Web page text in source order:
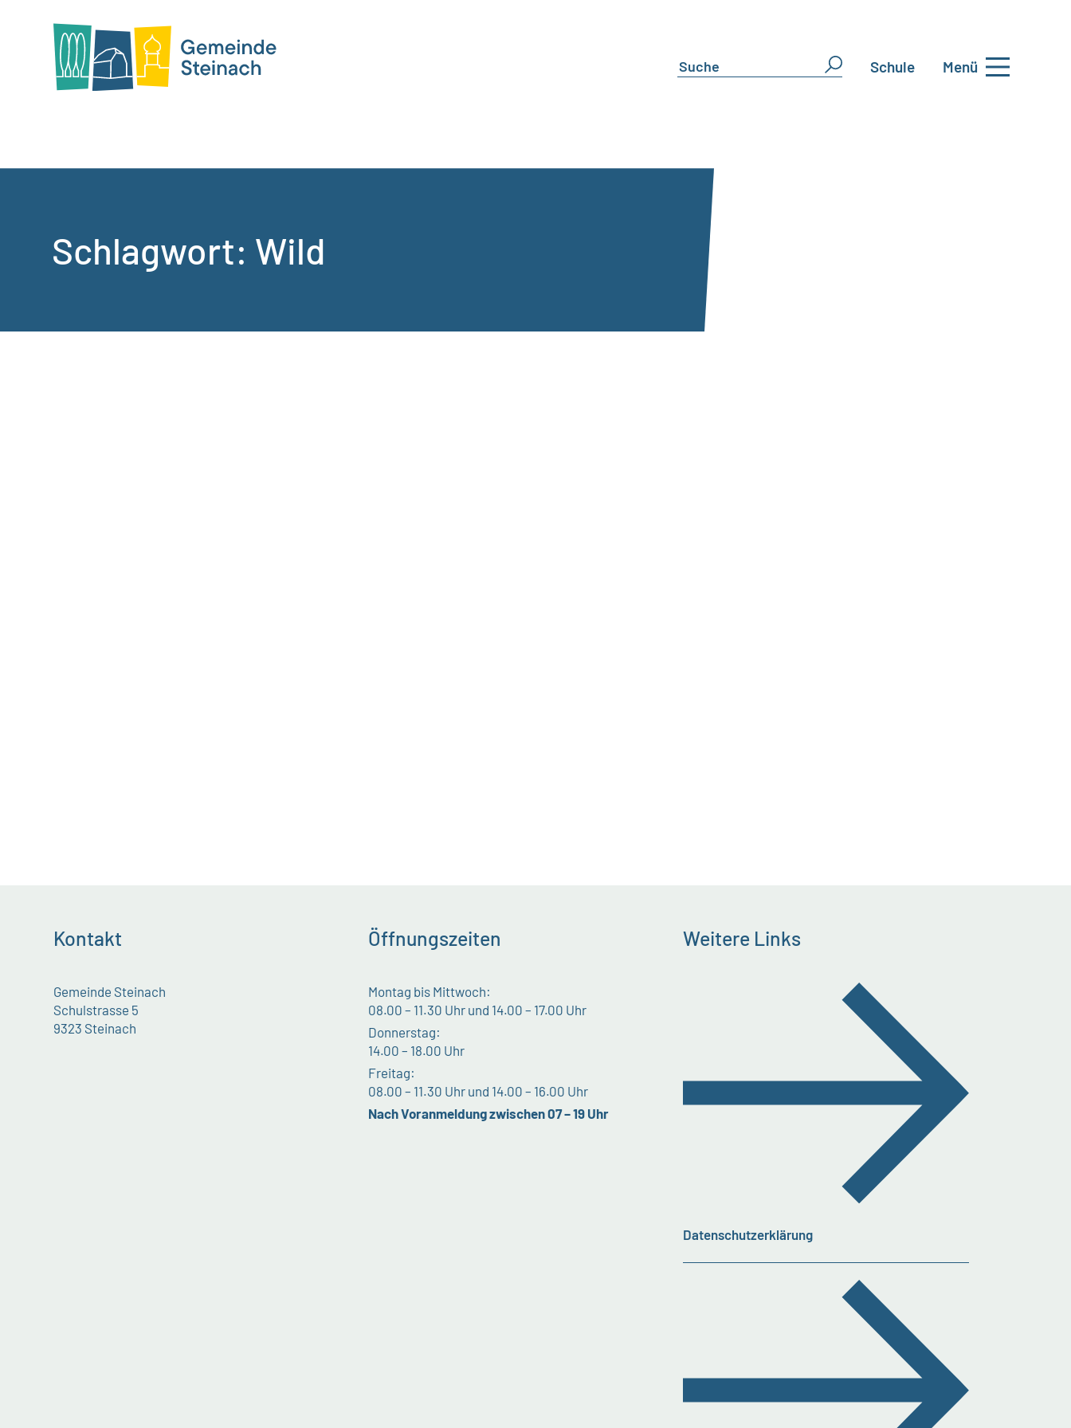
Schule Menü
Schlagwort: Wild
Kontakt
Gemeinde Steinach
Schulstrasse 5
9323 Steinach
Öffnungszeiten
Montag bis Mittwoch:
08.00 – 11.30 Uhr und 14.00 – 17.00 Uhr
Donnerstag:
14.00 – 18.00 Uhr
Freitag:
08.00 – 11.30 Uhr und 14.00 – 16.00 Uhr
Nach Voranmeldung zwischen 07 – 19 Uhr
Weitere Links
Datenschutzerklärung